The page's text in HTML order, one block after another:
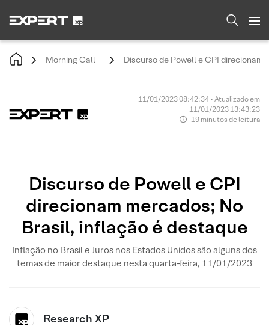
Morning Call Discurso de Powell e CPI
11/01/2023 08:42:34 • Atualizado em
11/01/2023 13:43:23
19 minutos de leitura
Discurso de Powell e CPI
direcionam mercados; No
Brasil, inflação é destaque
Inflação no Brasil e Juros nos Estados Unidos são alguns dos
temas de maior destaque nesta quarta-feira, 11/01/2023
Research XP